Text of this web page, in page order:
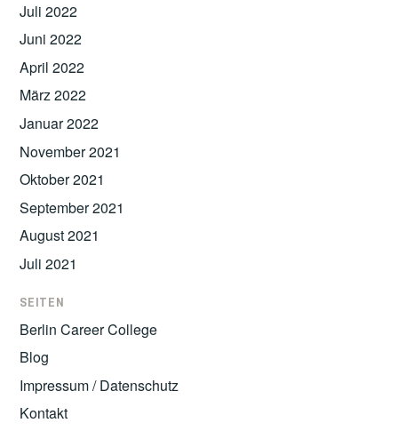
Juli 2022
Juni 2022
April 2022
März 2022
Januar 2022
November 2021
Oktober 2021
September 2021
August 2021
Juli 2021
SEITEN
Berlin Career College
Blog
Impressum / Datenschutz
Kontakt